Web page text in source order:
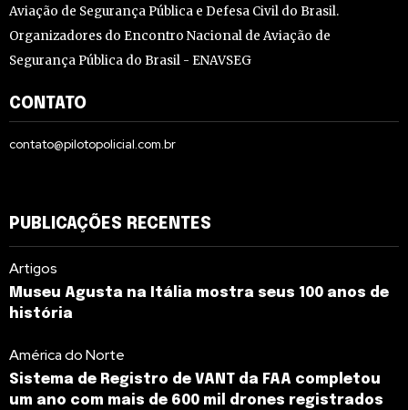
Aviação de Segurança Pública e Defesa Civil do Brasil.
Organizadores do Encontro Nacional de Aviação de
Segurança Pública do Brasil - ENAVSEG
CONTATO
contato@pilotopolicial.com.br
PUBLICAÇÕES RECENTES
Artigos
Museu Agusta na Itália mostra seus 100 anos de
história
América do Norte
Sistema de Registro de VANT da FAA completou
um ano com mais de 600 mil drones registrados